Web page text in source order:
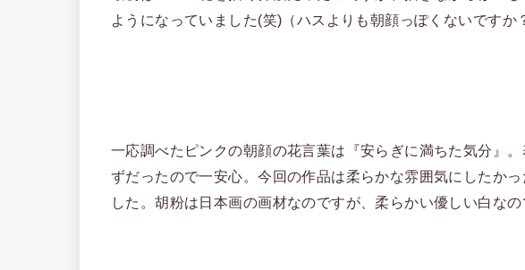
ようになっていました(笑)（ハスよりも朝顔っぽくないですか
一応調べたピンクの朝顔の花言葉は『安らぎに満ちた気分』
ずだったので一安心。今回の作品は柔らかな雰囲気にしたか
した。胡粉は日本画の画材なのですが、柔らかい優しい白な